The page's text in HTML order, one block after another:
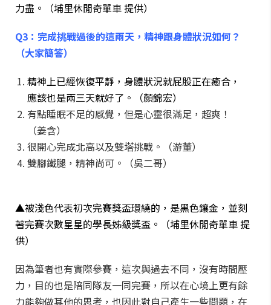
力盡。（埔里休閒奇單車 提供）
Q3：完成挑戰過後的這兩天，精神跟身體狀況如何？
（大家簡答）
精神上已經恢復平靜，身體狀況就屁股正在癒合，
應該也是兩三天就好了。（顏錦宏）
有點睡眠不足的感覺，但是心靈很滿足，超爽！
（姜含）
很開心完成北高以及雙塔挑戰。（游董）
雙腳鐵腿，精神尚可。（吳二哥）
▲被淺色代表初次完賽獎盃環繞的，是黑色鑲金，並刻
著完賽次數星星的學長姊級獎盃。（埔里休閒奇單車 提
供）
因為筆者也有實際參賽，這次與過去不同，沒有時間壓
力，目的也是陪同隊友一同完賽，所以在心境上更有餘
力能夠做其他的思考，也因此對自己產生一些問題，在